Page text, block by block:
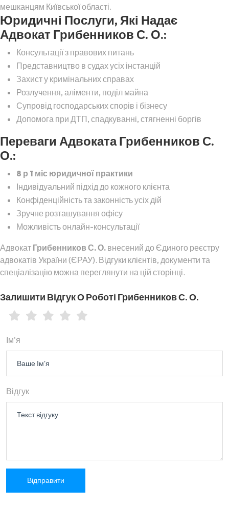
мешканцям Київської області.
Юридичні Послуги, Які Надає
Адвокат Грибенников С. О.:
Консультації з правових питань
Представництво в судах усіх інстанцій
Захист у кримінальних справах
Розлучення, аліменти, поділ майна
Супровід господарських спорів і бізнесу
Допомога при ДТП, спадкуванні, стягненні боргів
Переваги Адвоката Грибенников С.
О.:
8 р 1 міс юридичної практики
Індивідуальний підхід до кожного клієнта
Конфіденційність та законність усіх дій
Зручне розташування офісу
Можливість онлайн-консультації
Адвокат Грибенников С. О. внесений до Єдиного реєстру
адвокатів України (ЄРАУ). Відгуки клієнтів, документи та
спеціалізацію можна переглянути на цій сторінці.
Залишити Відгук О Роботі Грибенников С. О.
Ім'я
Відгук